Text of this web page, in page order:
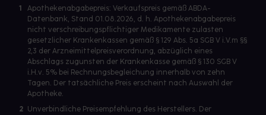
1
Apothekenabgabepreis: Verkaufspreis gemäß ABDA-
Datenbank, Stand 01.08.2026, d. h. Apothekenabgabepreis
nicht verschreibungspflichtiger Medikamente zulasten
gesetzlicher Krankenkassen gemäß § 129 Abs. 5a SGB V i.V.m §§
2,3 der Arzneimittelpreisverordnung, abzüglich eines
Abschlags zugunsten der Krankenkasse gemäß § 130 SGB V
i.H.v. 5% bei Rechnungsbegleichung innerhalb von zehn
Tagen. Der tatsächliche Preis erscheint nach Auswahl der
Apotheke.
2 Unverbindliche Preisempfehlung des Herstellers. Der